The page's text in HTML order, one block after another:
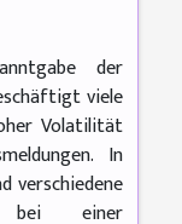
der
viele
Volatilität
In
verschiedene
bei einer